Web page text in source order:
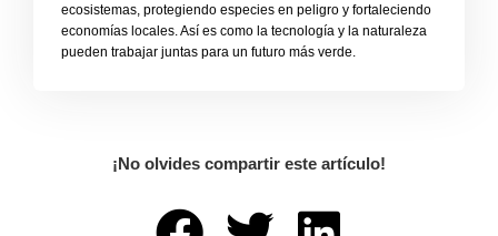
ecosistemas, protegiendo especies en peligro y fortaleciendo
economías locales. Así es como la tecnología y la naturaleza
pueden trabajar juntas para un futuro más verde.
¡No olvides compartir este artículo!